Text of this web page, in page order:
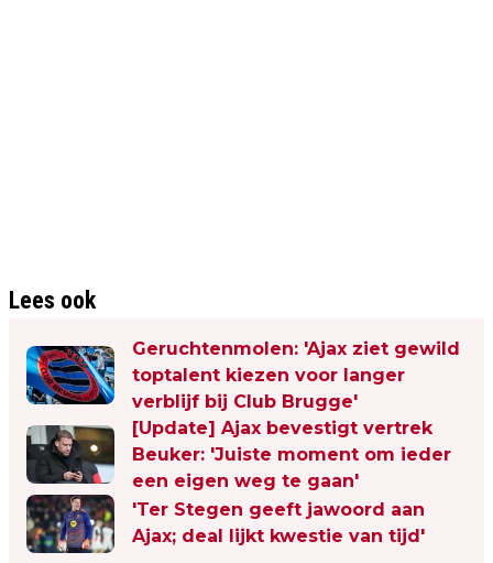
Lees ook
Geruchtenmolen: 'Ajax ziet gewild
toptalent kiezen voor langer
verblijf bij Club Brugge'
[Update] Ajax bevestigt vertrek
Beuker: 'Juiste moment om ieder
een eigen weg te gaan'
'Ter Stegen geeft jawoord aan
Ajax; deal lijkt kwestie van tijd'